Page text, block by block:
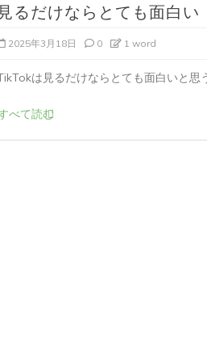
見るだけならとても面白い
2025年3月18日 0 1 word
は見るだけならとても面白いと思
べて読む